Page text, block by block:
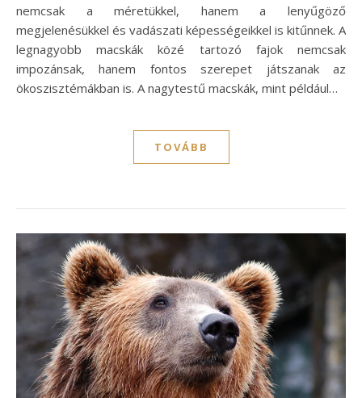
nemcsak a méretükkel, hanem a lenyűgöző
megjelenésükkel és vadászati képességeikkel is kitűnnek. A
legnagyobb macskák közé tartozó fajok nemcsak
impozánsak, hanem fontos szerepet játszanak az
ökoszisztémákban is. A nagytestű macskák, mint például…
TOVÁBB